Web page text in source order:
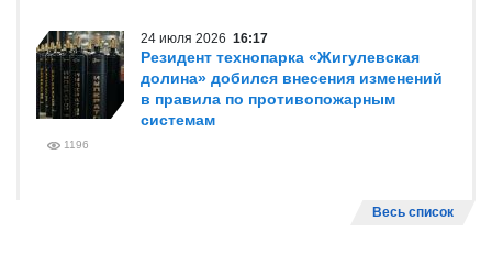
24 июля 2026 16:17
Резидент технопарка «Жигулевская
долина» добился внесения изменений
в правила по противопожарным
системам
1196
Весь список